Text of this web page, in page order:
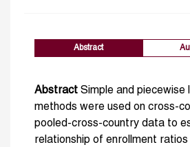
Abstract
Abstract Simple and piecewise
methods were used on cross-
pooled-cross-country data to
relationship of enrollment